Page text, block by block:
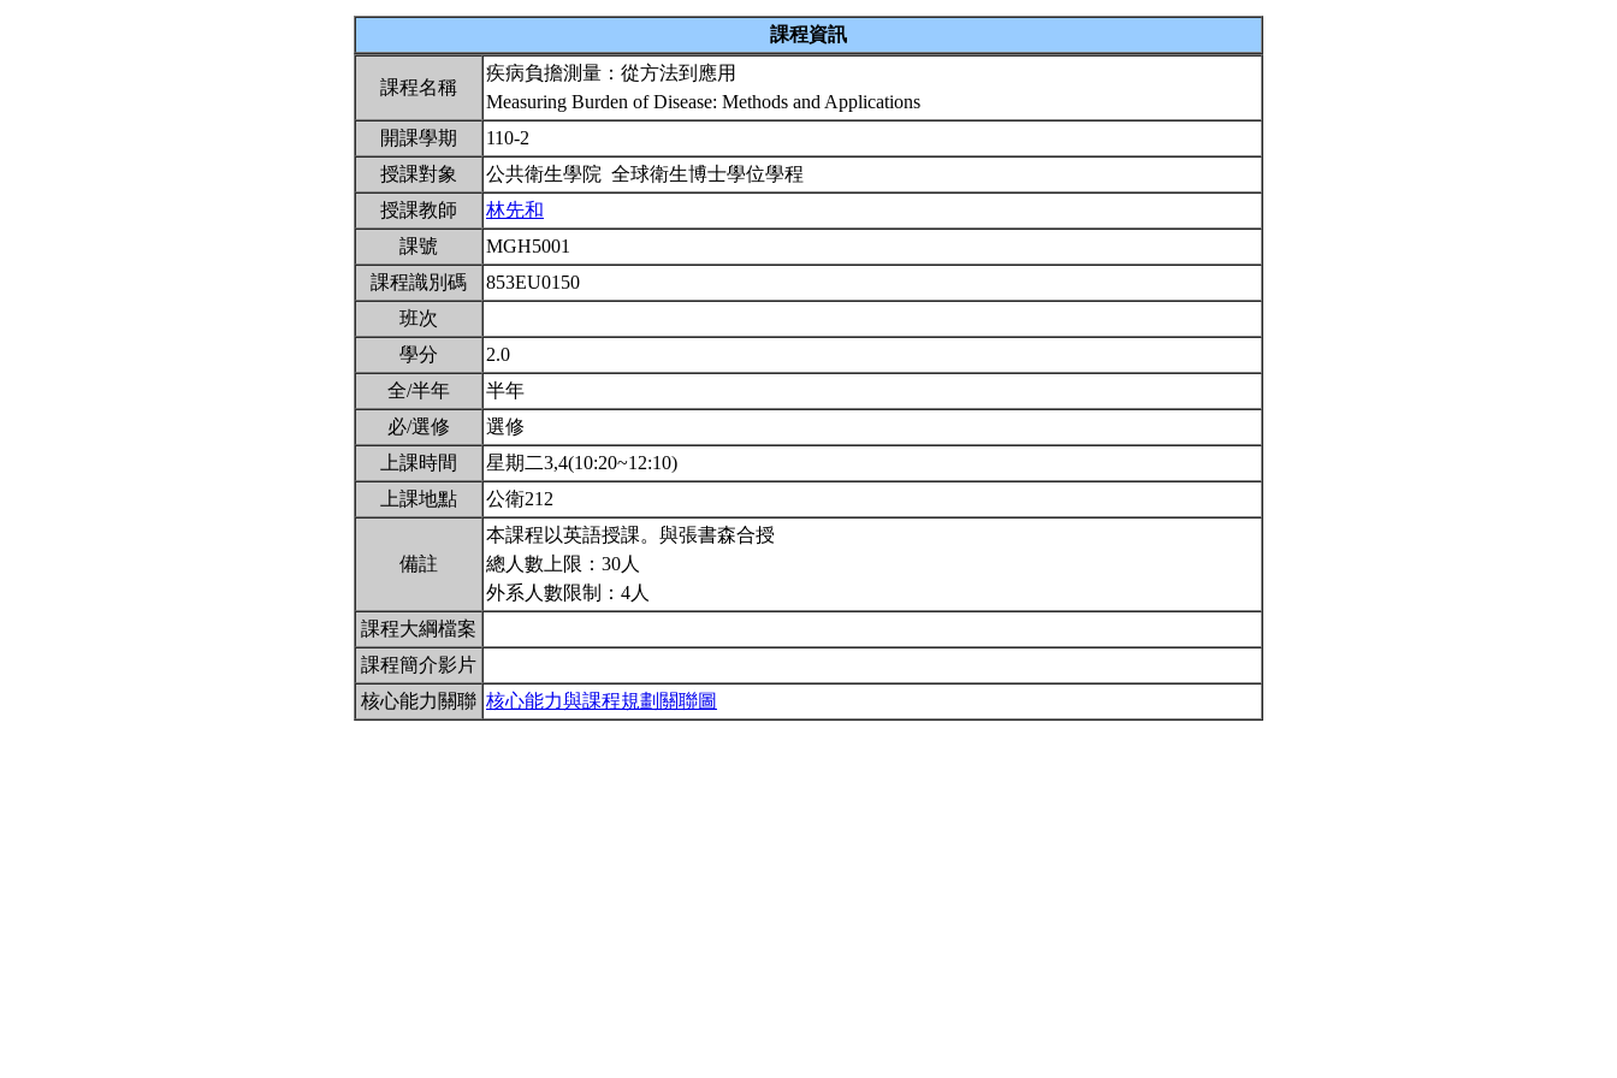
課程資訊
課程名稱
疾病負擔測量：從方法到應用
Measuring Burden of Disease: Methods and Applications
開課學期
110-2
授課對象
公共衛生學院 全球衛生博士學位學程
授課教師
林先和
課號
MGH5001
課程識別碼
853EU0150
班次
學分
2.0
全/半年
半年
必/選修
選修
上課時間
星期二3,4(10:20~12:10)
上課地點
公衛212
備註
本課程以英語授課。與張書森合授
總人數上限：30人
外系人數限制：4人
課程大綱檔案
課程簡介影片
核心能力關聯 核心能力與課程規劃關聯圖